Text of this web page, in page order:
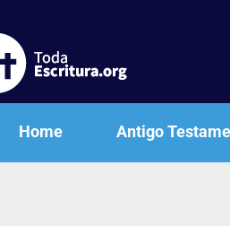
Home Antigo